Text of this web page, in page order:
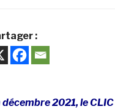
:
décembre 2021, le